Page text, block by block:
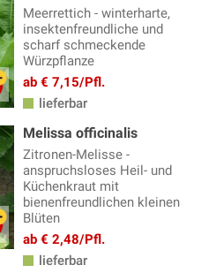
Meerrettich - winterharte,
insektenfreundliche und
scharf schmeckende
Würzpflanze
ab € 7,15/Pfl.
lieferbar
Melissa officinalis
Zitronen-Melisse -
anspruchsloses Heil- und
Küchenkraut mit
bienenfreundlichen kleinen
Blüten
ab € 2,48/Pfl.
lieferbar